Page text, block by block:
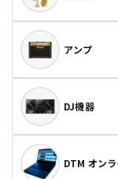
アンプ
DJ機器
DTM オン